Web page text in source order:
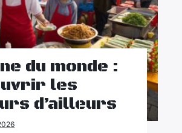
du monde :
les
d’ailleurs